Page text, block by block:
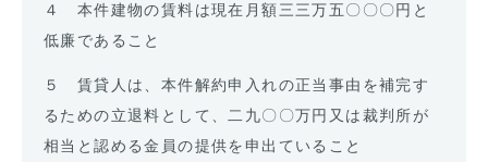
４ 本件建物の賃料は現在月額三三万五〇〇〇円と
低廉であること
５ 賃貸人は、本件解約申入れの正当事由を補完す
るための立退料として、二九〇〇万円又は裁判所が
相当と認める金員の提供を申出ていること